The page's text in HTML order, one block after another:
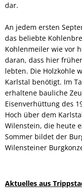
dar.
An jedem ersten
das beliebte
Kohlenmeiler wie vor
daran, dass hier
lebten. Die Holzkohle
Karlstal benötigt. Im
erhaltene bauliche
Eisenverhüttung des
Hoch über dem
Wilenstein, die heute
Sommer bildet der
Wilensteiner
Aktuelles aus